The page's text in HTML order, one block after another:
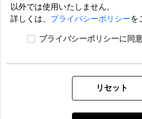
以外では使用いたしません。
詳しくは、 プライバシーポリシーを
プライバシーポリシーに同